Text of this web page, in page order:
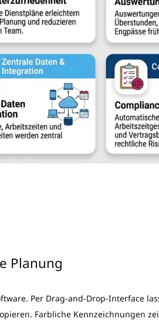
Planung
Per Drag-and-Drop-Interface
Farbliche Kennzeichnungen